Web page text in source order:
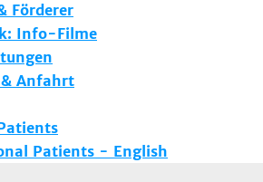
Förderer
Info-Filme
Anfahrt
Patients - English